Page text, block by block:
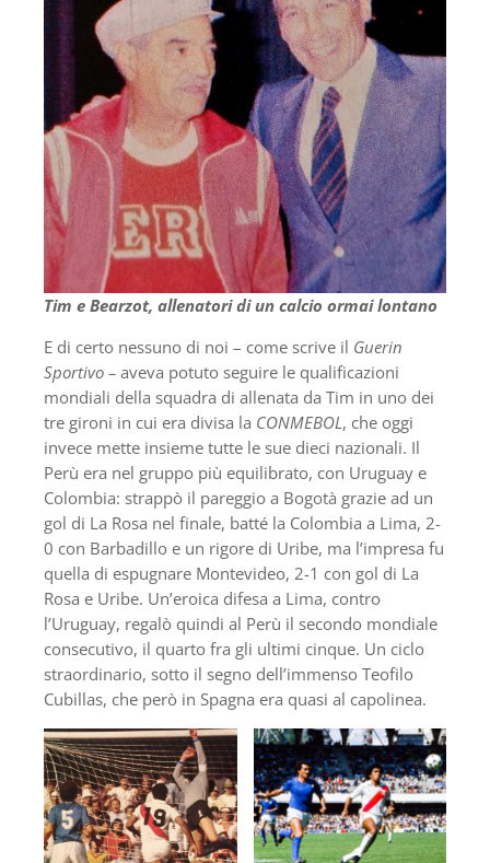
Tim e Bearzot, allenatori di un calcio ormai lontano
E di certo nessuno di noi – come scrive il Guerin
Sportivo – aveva potuto seguire le qualificazioni
mondiali della squadra di allenata da Tim in uno dei
tre gironi in cui era divisa la CONMEBOL, che oggi
invece mette insieme tutte le sue dieci nazionali. Il
Perù era nel gruppo più equilibrato, con Uruguay e
Colombia: strappò il pareggio a Bogotà grazie ad un
gol di La Rosa nel finale, batté la Colombia a Lima, 2-
0 con Barbadillo e un rigore di Uribe, ma l’impresa fu
quella di espugnare Montevideo, 2-1 con gol di La
Rosa e Uribe. Un’eroica difesa a Lima, contro
l’Uruguay, regalò quindi al Perù il secondo mondiale
consecutivo, il quarto fra gli ultimi cinque. Un ciclo
straordinario, sotto il segno dell’immenso Teofilo
Cubillas, che però in Spagna era quasi al capolinea.